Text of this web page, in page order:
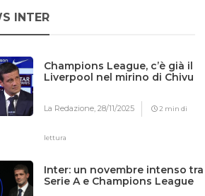
INTER
Champions League, c’è già il
Liverpool nel mirino di Chivu
La Redazione,28/11/2025 2 min di
lettura
Inter: un novembre intenso tra
Serie A e Champions League